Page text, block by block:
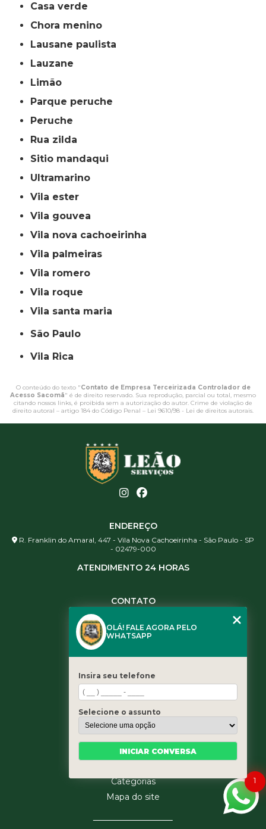
casa verde
chora menino
lausane paulista
lauzane
limão
parque peruche
peruche
rua zilda
sitio mandaqui
ultramarino
vila ester
vila gouvea
vila nova cachoeirinha
vila palmeiras
vila romero
vila roque
vila santa maria
São Paulo
Vila Rica
O conteúdo do texto "Contato de Empresa Terceirizada Controlador de
Acesso Sacomã" é de direito reservado. Sua reprodução, parcial ou total, mesmo
citando nossos links, é proibida sem a autorização do autor. Crime de violação de
direito autoral – artigo 184 do Código Penal – Lei 9610/98 - Lei de direitos autorais.
ENDEREÇO
R. Franklin do Amaral, 447 - Vila Nova Cachoeirinha - São Paulo - SP
- 02479-000
ATENDIMENTO 24 HORAS
CONTATO
(11) 3461-5871
contato@leaoservicos.com.br
Home
Quem somos
Serviços
Blog
Categorias
Mapa do site
1
OLÁ! FALE AGORA PELO
WHATSAPP
Insira seu telefone
Selecione o assunto
INICIAR CONVERSA